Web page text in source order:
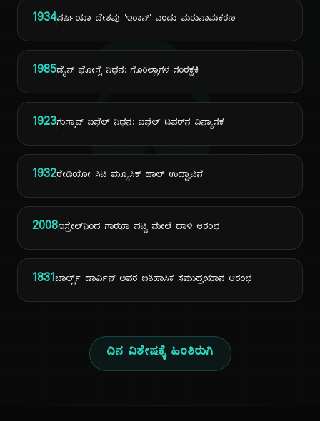
ದಿ
1934ಪರ್ಷಿಯಾ ದೇಶವು 'ಇರಾನ್' ಎಂದು ಮರುನಾಮಕರಣ
1985ಡೈನ್ ಫೋಸ್ಸೆ ನಿಧನ: ಗೊರಿಲ್ಲಾಗಳ ಸಂರಕ್ಷಕಿ
1923ಗುಸ್ತಾವ್ ಐಫೆಲ್ ನಿಧನ: ಐಫೆಲ್ ಟವರ್‌ನ ವಿನ್ಯಾಸಕ
1932ರೇಡಿಯೋ ಸಿಟಿ ಮ್ಯೂಸಿಕ್ ಹಾಲ್ ಉದ್ಘಾಟನೆ
2008ಇಸ್ರೇಲ್‌ನಿಂದ ಗಾಝಾ ಪಟ್ಟಿ ಮೇಲೆ ದಾಳಿ ಆರಂಭ
1831ಚಾರ್ಲ್ಸ್ ಡಾರ್ವಿನ್ ಅವರ ಐತಿಹಾಸಿಕ ಸಮುದ್ರಯಾನ ಆರಂಭ
ದಿನ ವಿಶೇಷಕ್ಕೆ ಹಿಂತಿರುಗಿ